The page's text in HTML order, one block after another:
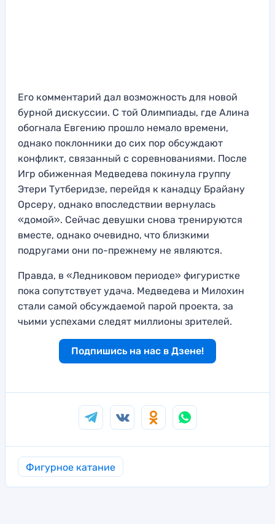
Его комментарий дал возможность для новой
бурной дискуссии. С той Олимпиады, где Алина
обогнала Евгению прошло немало времени,
однако поклонники до сих пор обсуждают
конфликт, связанный с соревнованиями. После
Игр обиженная Медведева покинула группу
Этери Тутберидзе, перейдя к канадцу Брайану
Орсеру, однако впоследствии вернулась
«домой». Сейчас девушки снова тренируются
вместе, однако очевидно, что близкими
подругами они по-прежнему не являются.
Правда, в «Ледниковом периоде» фигуристке
пока сопутствует удача. Медведева и Милохин
стали самой обсуждаемой парой проекта, за
чьими успехами следят миллионы зрителей.
Подпишись на нас в Дзене!
Фигурное катание